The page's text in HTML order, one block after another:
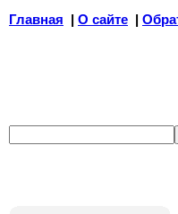
Главная | О сайте |